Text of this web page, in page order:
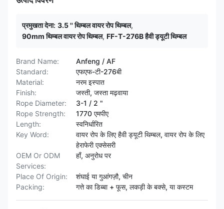
प्रमुखता देना: 3.5 '' थिम्बल वायर रोप थिम्बल,
90mm थिम्बल वायर रोप थिम्बल, FF-T-276B हैवी ड्यूटी थिम्बल
Brand Name:
Anfeng / AF
Standard:
एफएफ-टी-276बी
Material:
नरम इस्पात
Finish:
जस्ती, जस्ता मढ़वाया
Rope Diameter:
3-1 / 2 "
Rope Strength:
1770 एमपीए
Length:
स्वनिर्धारित
Key Word:
वायर रोप के लिए हैवी ड्यूटी थिम्बल, वायर रोप के लिए
हेराफेरी एक्सेसरी
OEM Or ODM
Services:
हाँ, अनुरोध पर
Place Of Origin:
शंघाई या गुआंगज़ौ, चीन
Packing:
गत्ते का डिब्बा + फूस, लकड़ी के बक्से, या कस्टम